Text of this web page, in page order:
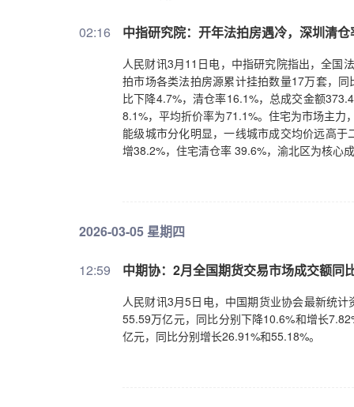
02:16 中指研究院：开年法拍房遇冷，深圳清
人民财讯3月11日电，中指研究院指出，全国
拍市场各类法拍房源累计挂拍数量17万套，
比下降4.7%，清仓率16.1%，总成交金额
8.1%，平均折价率为71.1%。住宅为市场主
能级城市分化明显，一线城市成交均价远高
增38.2%，住宅清仓率 39.6%，渝北区为核心
2026-03-05 星期四
12:59 中期协：2月全国期货交易市场成交额同
人民财讯3月5日电，中国期货业协会最新统
55.59万亿元，同比分别下降10.6%和增长
亿元，同比分别增长26.91%和55.18%。